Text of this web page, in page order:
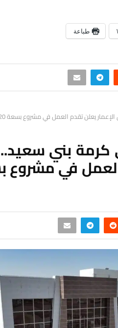
طباعة
يعلن تقدم العمل في مشروع بسعة 20 سريرا
بني